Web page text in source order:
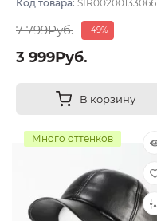
Код товара: SIR00200133066
7 799Руб. -49%
3 999Руб.
В корзину
Много оттенков